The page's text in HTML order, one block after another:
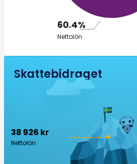
60.4%
Nettolön
Skattebidraget
38 926 kr
Nettolön